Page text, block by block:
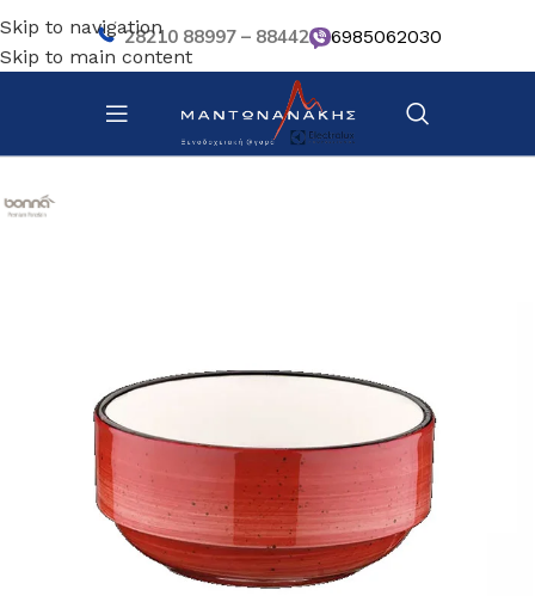
Skip to navigation
Skip to main content
28210 88997 – 88442 6985062030
Αρχική σελίδα/ Επιτραπέζια Είδη/ Πιάτα